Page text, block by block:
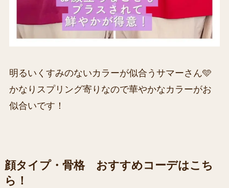
明るいくすみのないカラーが似合うサマーさん🩵
かなりスプリング寄りなので華やかなカラーがお
似合いです！
顔タイプ・骨格 おすすめコーデはこち
ら！